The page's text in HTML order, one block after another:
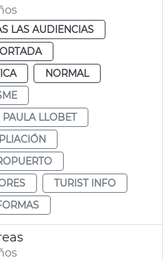
LAS AUDIENCIAS
NORMAL
PAULA LLOBET
TURIST INFO